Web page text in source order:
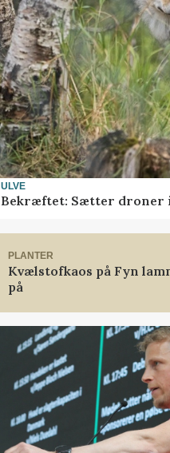
ULVE
Bekræftet: Sætter droner
PLANTER
Kvælstofkaos på Fyn
på